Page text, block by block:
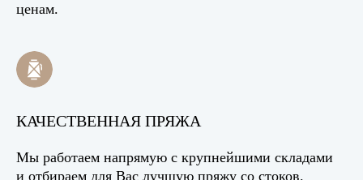
ценам.
КАЧЕСТВЕННАЯ ПРЯЖА
Мы работаем напрямую с крупнейшими складами
и отбираем для Вас лучшую пряжу со стоков.